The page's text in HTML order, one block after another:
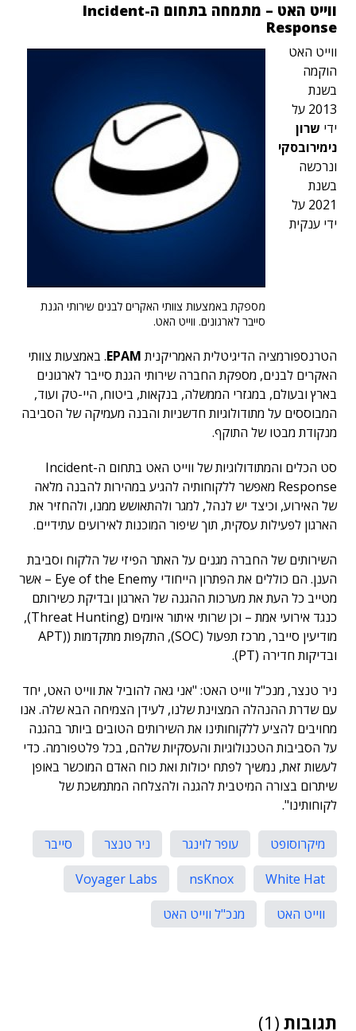
ווייט האט – מתמחה בתחום ה-Incident
Response
מספקת באמצעות צוותי האקרים לבנים שירותי הגנת
סייבר לארגונים. ווייט האט.
ווייט האט
הוקמה
בשנת
2013 על
ידי שרון
נימירובסקי
ונרכשה
בשנת
2021 על
ידי ענקית
הטרנספורמציה הדיגיטלית האמריקנית EPAM. באמצעות צוותי
האקרים לבנים, מספקת החברה שירותי הגנת סייבר לארגונים
בארץ ובעולם, במגזרי הממשלה, בנקאות, ביטוח, היי-טק ועוד,
המבוססים על מתודולוגיות חדשניות והבנה מעמיקה של הסביבה
מנקודת מבטו של התוקף.
סט הכלים והמתודולוגיות של ווייט האט בתחום ה-Incident
Response מאפשר ללקוחותיה להגיע במהירות להבנה מלאה
של האירוע, וכיצד יש לנהל, למגר ולהתאושש ממנו, ולהחזיר את
הארגון לפעילות עסקית, תוך שיפור המוכנות לאירועים עתידיים.
השירותים של החברה מגנים על האתר הפיזי של הלקוח וסביבת
הענן. הם כוללים את הפתרון הייחודי Eye of the Enemy – אשר
מטייב כל העת את מערכות ההגנה של הארגון ובדיקת כשירותם
כנגד אירועי אמת – וכן שרותי איתור איומים (Threat Hunting),
מודיעין סייבר, מרכז תפעול (SOC), התקפות מתקדמות ((APT
ובדיקות חדירה (PT).
ניר טנצר, מנכ"ל ווייט האט: "אני גאה להוביל את ווייט האט, יחד
עם שדרת ההנהלה המצוינת שלנו, לעידן הצמיחה הבא שלה. אנו
מחויבים להציע ללקוחותינו את השירותים הטובים ביותר בהגנה
על הסביבות הטכנולוגיות והעסקיות שלהם, בכל פלטפורמה. כדי
לעשות זאת, נמשיך לפתח יכולות ואת כוח האדם המוכשר באופן
שיתרום בצורה המיטבית להגנה ולהצלחה המתמשכת של
לקוחותינו".
מיקרוסופט עופר לוינגר ניר טנצר
סייבר
White Hat
nsKnox
Voyager Labs
ווייט האט
מנכ"ל ווייט האט
תגובות (1)